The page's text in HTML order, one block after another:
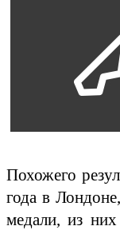
Похожего
года в
медали, из